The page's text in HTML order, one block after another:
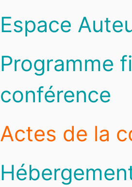
Espace
Programme
conférence
Actes de la